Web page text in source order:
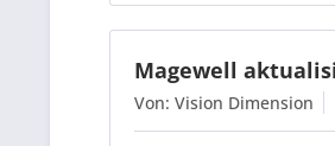
Magewell
Von: Vision Dimension